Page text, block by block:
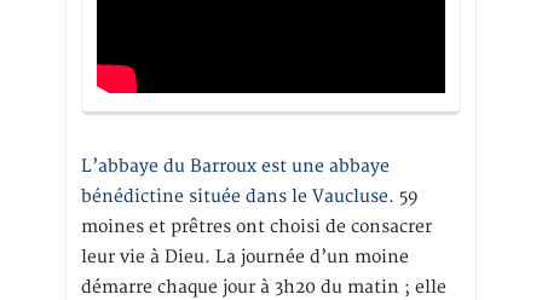
L’abbaye du Barroux est une abbaye
bénédictine située dans le Vaucluse. 59
moines et prêtres ont choisi de consacrer
leur vie à Dieu. La journée d’un moine
démarre chaque jour à 3h20 du matin ; elle